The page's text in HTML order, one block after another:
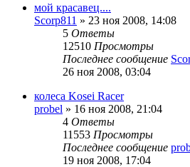
мой красавец....
Scorp811 » 23 ноя 2008, 14:08
5 Ответы
12510 Просмотры
Последнее сообщение
26 ноя 2008, 03:04
колеса Kosei Racer
probel » 16 ноя 2008, 21:04
4 Ответы
11553 Просмотры
Последнее сообщение
19 ноя 2008, 17:04